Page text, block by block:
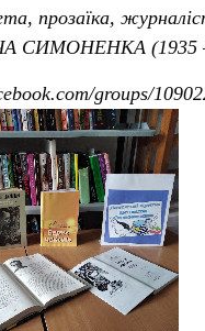
прозаїка,
СИМОНЕНКА (1935
groups/